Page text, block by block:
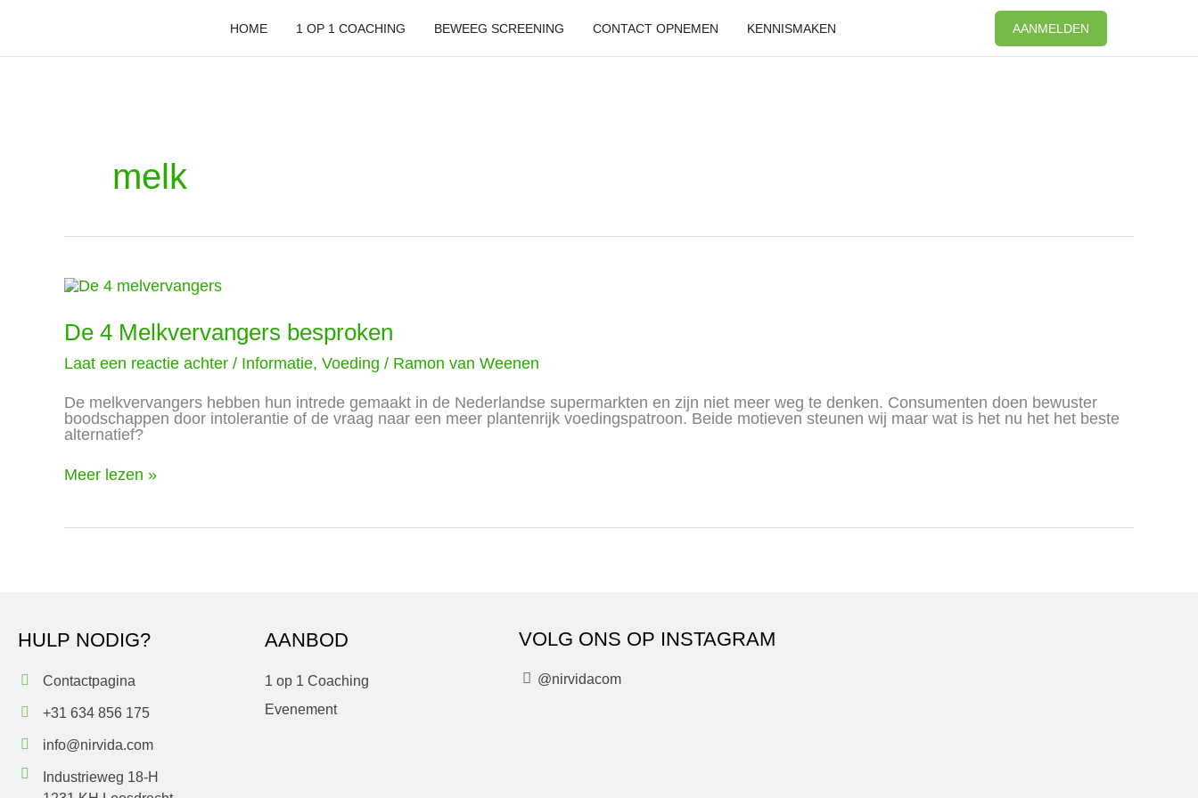
inhoud
HOME 1 OP 1 COACHING BEWEEG SCREENING CONTACT OPNEMEN KENNISMAKEN AANMELDEN
melk
De 4 Melkvervangers besproken
Laat een reactie achter / Informatie, Voeding / Ramon van Weenen
De melkvervangers hebben hun intrede gemaakt in de Nederlandse supermarkten en zijn niet meer weg te denken. Consumenten doen bewuster
boodschappen door intolerantie of de vraag naar een meer plantenrijk voedingspatroon. Beide motieven steunen wij maar wat is het nu het het beste
alternatief?
De
besproken
Meer lezen »
HULP NODIG?
Contactpagina
+31 634 856 175
info@nirvida.com
Industrieweg 18-H
AANBOD
1 op 1 Coaching
Evenement
VOLG ONS OP INSTAGRAM
I @nirvidacom